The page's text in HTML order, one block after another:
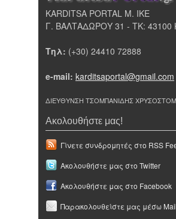
KARDITSA PORTAL Μ. ΙΚΕ
Γ. ΒΑΛΤΑΔΩΡΟΥ 31 - ΤΚ: 43100
Τηλ: (+30) 24410 72888
e-mail: karditsaportal@gmail.com
ΔΙΕΥΘΥΝΣΗ ΤΣΟΜΠΑΝΙΔΗΣ
Ακολουθήστε μας!
Γίνετε συνδρομητές στο RSS
Ακολουθήστε μας στο Twitter
Ακολουθήστε μας στο Facebook
Παρακολουθείστε μας μέσω Mail